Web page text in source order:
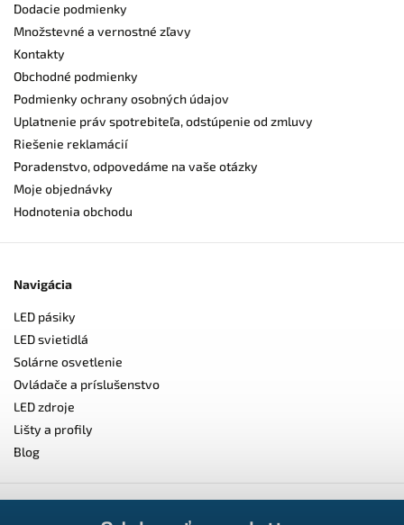
Dodacie podmienky
Množstevné a vernostné zľavy
Kontakty
Obchodné podmienky
Podmienky ochrany osobných údajov
Uplatnenie práv spotrebiteľa, odstúpenie od zmluvy
Riešenie reklamácií
Poradenstvo, odpovedáme na vaše otázky
Moje objednávky
Hodnotenia obchodu
Navigácia
LED pásiky
LED svietidlá
Solárne osvetlenie
Ovládače a príslušenstvo
LED zdroje
Lišty a profily
Blog